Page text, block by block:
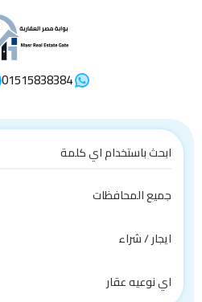
01515838384
جميع المحافظات
ايجار / شراء
اي نوعيه عقار